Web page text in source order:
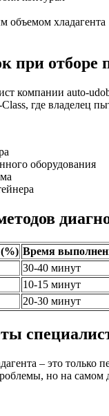
объемом хладагента
при отборе
компании auto-
где владелец
оборудования
Время
30-40 минут
10-15 минут
20-30 минут
– это
но на